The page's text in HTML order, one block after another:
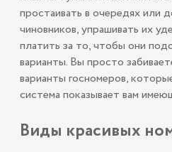
простаивать в очередях или
чиновников, упрашивать их
платить за то, чтобы они
варианты. Вы просто
варианты госномеров,
система показывает вам
Виды красивых